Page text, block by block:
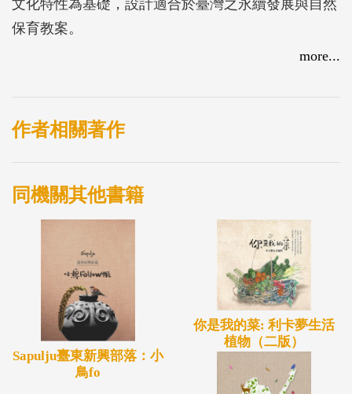
文化特性為基礎，設計適合於臺灣之永續發展與自然
保育教案。
<神秘動物與產地篇>收錄蝸牛、蛙類、鳥、石虎、蝙
<蛇和蜘蛛篇>收錄蛇及蜘蛛兩種物種之教學活動。
<昆蟲篇>收錄蜂類、直翅目昆蟲、蟲癭、蛾之教學活
more...
作者相關著作
同機關其他書籍
Sapulju臺東新興部落：小
鳥fo
你是我的菜: 利卡夢生活
植物（二版）